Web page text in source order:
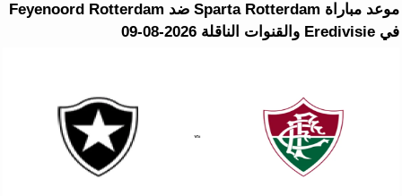
موعد مباراة Sparta Rotterdam ضد Feyenoord Rotterdam
في Eredivisie والقنوات الناقلة 2026-08-09